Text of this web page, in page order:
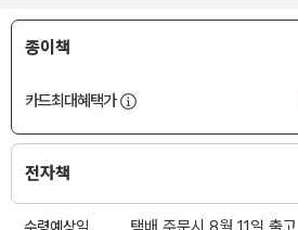
종이책
카드최대혜택가
전자책